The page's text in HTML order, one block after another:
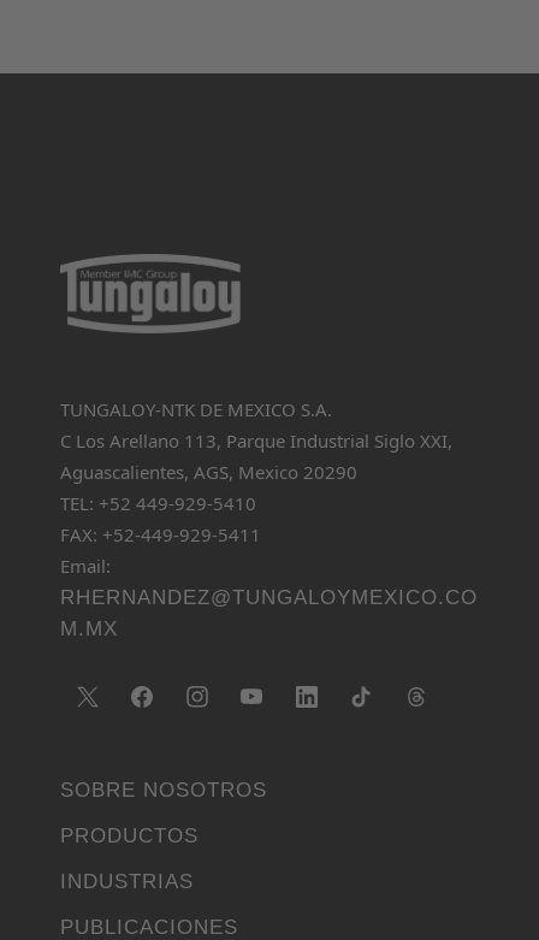
TUNGALOY-NTK DE MEXICO S.A.
C Los Arellano 113, Parque Industrial Siglo XXI,
Aguascalientes, AGS, Mexico 20290
TEL: +52 449-929-5410
FAX: +52-449-929-5411
Email:
RHERNANDEZ@TUNGALOYMEXICO.CO
M.MX
SOBRE NOSOTROS
PRODUCTOS
INDUSTRIAS
PUBLICACIONES